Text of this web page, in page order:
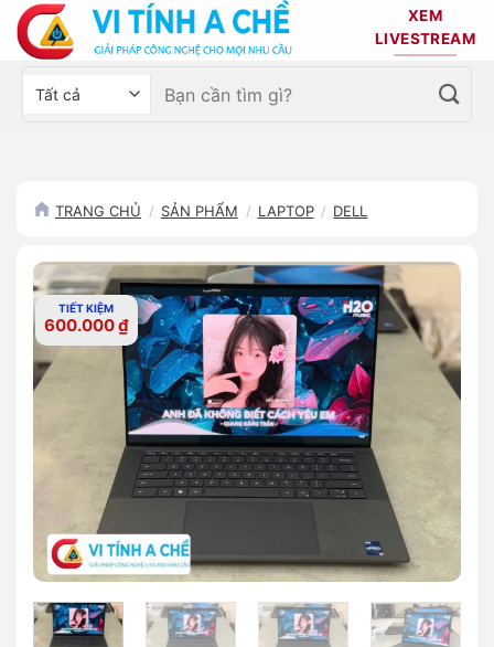
Bỏ
qua
nội
dung
XEM
LIVESTREAM
Chọn
Tìm
kiếm:
TRANG CHỦ / SẢN PHẨM / LAPTOP / DELL
TIẾT KIỆM
600.000₫